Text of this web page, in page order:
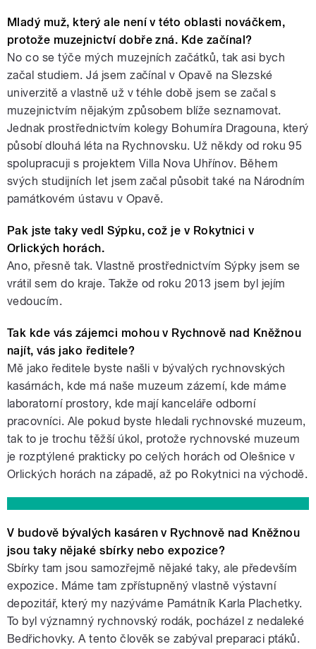
Mladý muž, který ale není v této oblasti nováčkem,
protože muzejnictví dobře zná. Kde začínal?
No co se týče mých muzejních začátků, tak asi bych
začal studiem. Já jsem začínal v Opavě na Slezské
univerzitě a vlastně už v téhle době jsem se začal s
muzejnictvím nějakým způsobem blíže seznamovat.
Jednak prostřednictvím kolegy Bohumíra Dragouna, který
působí dlouhá léta na Rychnovsku. Už někdy od roku 95
spolupracuji s projektem Villa Nova Uhřínov. Během
svých studijních let jsem začal působit také na Národním
památkovém ústavu v Opavě.
Pak jste taky vedl Sýpku, což je v Rokytnici v
Orlických horách.
Ano, přesně tak. Vlastně prostřednictvím Sýpky jsem se
vrátil sem do kraje. Takže od roku 2013 jsem byl jejím
vedoucím.
Tak kde vás zájemci mohou v Rychnově nad Kněžnou
najít, vás jako ředitele?
Mě jako ředitele byste našli v bývalých rychnovských
kasárnách, kde má naše muzeum zázemí, kde máme
laboratorní prostory, kde mají kanceláře odborní
pracovníci. Ale pokud byste hledali rychnovské muzeum,
tak to je trochu těžší úkol, protože rychnovské muzeum
je rozptýlené prakticky po celých horách od Olešnice v
Orlických horách na západě, až po Rokytnici na východě.
V budově bývalých kasáren v Rychnově nad Kněžnou
jsou taky nějaké sbírky nebo expozice?
Sbírky tam jsou samozřejmě nějaké taky, ale především
expozice. Máme tam zpřístupněný vlastně výstavní
depozitář, který my nazýváme Památník Karla Plachetky.
To byl významný rychnovský rodák, pocházel z nedaleké
Bedřichovky. A tento člověk se zabýval preparaci ptáků.